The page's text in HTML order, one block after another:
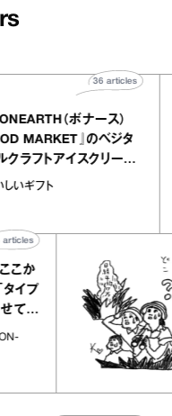
『BONEARTH（ボナース）
FOOD MARKET』のベジタ
ブルクラフトアイスクリーム
｜真野知子の「おいしいギフ
おいしいギフト
36articles